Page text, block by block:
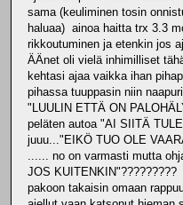
sama (keuliminen tosin
haluaa) ainoa haitta trx 3.3
rikkoutuminen ja etenkin jos
ÄÄnet oli vielä inhimilliset
kehtasi ajaa vaikka ihan
pihassa tuuppasin niin
"LUULIN ETTÄ ON
peläten autoa "AI SIITÄ
juuu..."EIKÖ TUO OLE
...... no on varmasti mutta
JOS
pakoon takaisin omaan